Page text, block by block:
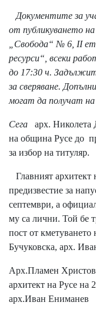
Документите за
от публикуването
„Свобода“ № 6, ІІ
ресурси“, всеки
до 17:30 ч.
за сверяване.
могат да получат
Сега
арх. Николета
на община Русе до
за избор на титуляр.
Главният
предизвестие за
септември, а
му са лични. Той бе
пост от
Бучуковска, арх.
Арх.Пламен Христов
архитект на Русе на
арх.Иван Ениманев